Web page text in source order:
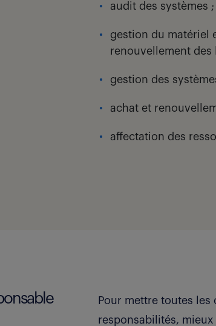
audit des systèmes ;
gestion du matériel
renouvellement
gestion des
achat et
affectation des
Pour mettre toutes
responsabilités,